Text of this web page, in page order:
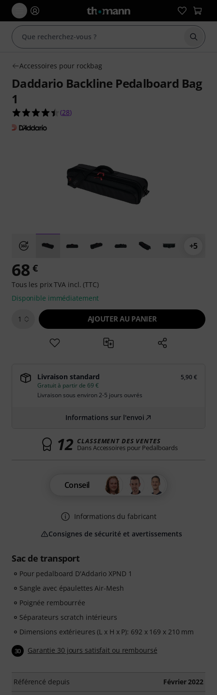
Accessoires pour rockbag
Daddario Backline Pedalboard Bag
1
4.5 étoiles sur 5 d'après 28 évaluations clients
(28)
+5
Sac de transport
Pour pedalboard D'Addario XPND 1
Sangle avec épaulettes Air-Mesh
Poignée rembourrée
Séparateurs scratch intérieurs
Dimensions extérieures (L x H x P): 692 x 169 x 210 mm
30 Garantie 30 jours satisfait ou remboursé
Référencé depuis Février 2022
68 €
Tous les prix TVA incl. (TTC)
Disponible immédiatement
1 AJOUTER AU PANIER
Livraison standard
5,90 €
Gratuit à partir de 69 €
Livraison sous environ 2-5 jours ouvrés
Informations sur l'envoi
12 CLASSEMENT DES VENTES
Dans Accessoires pour Pedalboards
Conseil
Informations du fabricant
Consignes de sécurité et avertissements